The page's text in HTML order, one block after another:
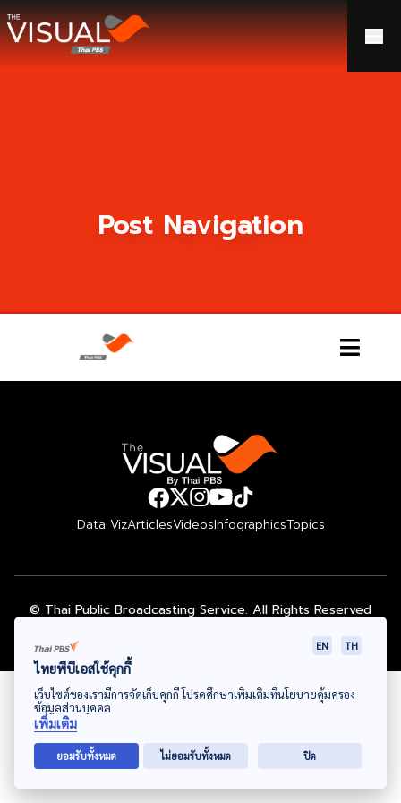
ข้ามไปยังเนื้อหา
Post Navigation
Data VizArticlesVideosInfographicsTopics
© Thai Public Broadcasting Service. All Rights Reserved
ไทยพีบีเอสใช้คุกกี้
EN TH
เว็บไซต์ของเรามีการจัดเก็บคุกกี้ โปรดศึกษาเพิ่มเติมที่นโยบายคุ้มครอง
ข้อมูลส่วนบุคคล
เพิ่มเติม
ยอมรับทั้งหมด ไม่ยอมรับทั้งหมด ปิด